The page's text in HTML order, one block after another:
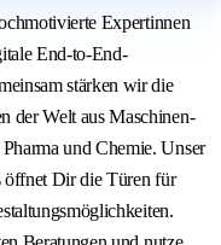
Expertinnen
End-to-End-
stärken wir die
der Welt aus Maschinen-
und Chemie. Unser
öffnet Dir die Türen für